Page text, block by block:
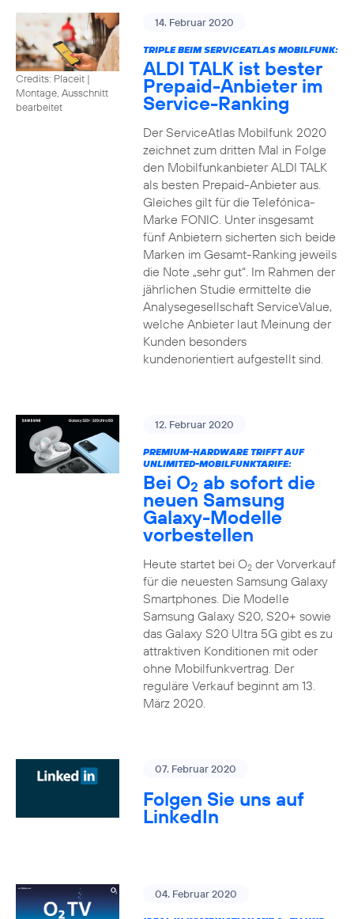
Credits: Placeit |
Montage, Ausschnitt
bearbeitet
14. Februar 2020
TRIPLE BEIM SERVICEATLAS MOBILFUNK:
ALDI TALK ist bester
Prepaid-Anbieter im
Service-Ranking
Der ServiceAtlas Mobilfunk 2020
zeichnet zum dritten Mal in Folge
den Mobilfunkanbieter ALDI TALK
als besten Prepaid-Anbieter aus.
Gleiches gilt für die Telefónica-
Marke FONIC. Unter insgesamt
fünf Anbietern sicherten sich beide
Marken im Gesamt-Ranking jeweils
die Note „sehr gut“. Im Rahmen der
jährlichen Studie ermittelte die
Analysegesellschaft ServiceValue,
welche Anbieter laut Meinung der
Kunden besonders
kundenorientiert aufgestellt sind.
12. Februar 2020
PREMIUM-HARDWARE TRIFFT AUF
UNLIMITED-MOBILFUNKTARIFE:
Bei O2 ab sofort die
neuen Samsung
Galaxy-Modelle
vorbestellen
Heute startet bei O2der Vorverkauf
für die neuesten Samsung Galaxy
Smartphones. Die Modelle
Samsung Galaxy S20, S20+ sowie
das Galaxy S20 Ultra 5G gibt es zu
attraktiven Konditionen mit oder
ohne Mobilfunkvertrag. Der
reguläre Verkauf beginnt am 13.
März 2020.
07. Februar 2020
Folgen Sie uns auf
LinkedIn
04. Februar 2020